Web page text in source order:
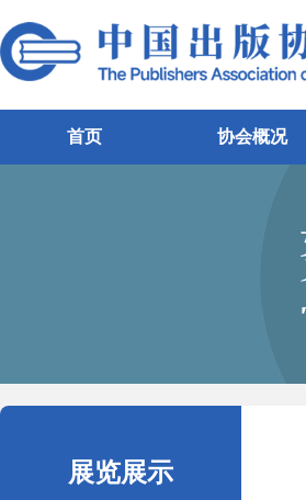
首页 协会概况
展览展示